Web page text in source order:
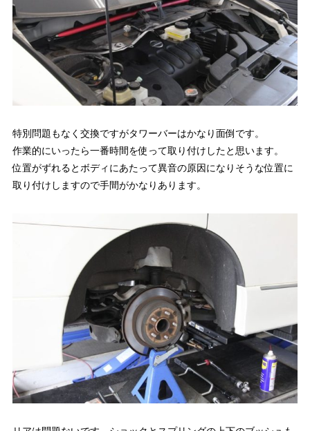
特別問題もなく交換ですがタワーバーはかなり面倒です。
作業的にいったら一番時間を使って取り付けしたと思います。
位置がずれるとボディにあたって異音の原因になりそうな位置に
取り付けしますので手間がかなりあります。